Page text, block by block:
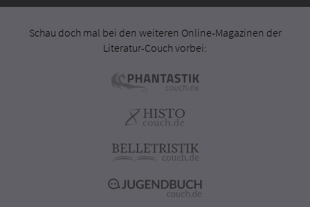
Schau doch mal bei den weiteren Online-Magazinen der
Literatur-Couch vorbei: